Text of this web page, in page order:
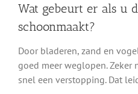
Wat gebeurt er als u
schoonmaakt?
Door bladeren, zand en
goed meer weglopen. Zeker
snel een verstopping. Dat